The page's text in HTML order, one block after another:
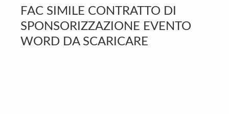
n
c
o
m
a
r
t
e
r
FAC SIMILE CONTRATTO DI
SPONSORIZZAZIONE EVENTO
WORD DA SCARICARE